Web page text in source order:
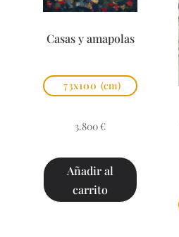
Casas y amapolas
73x100 (cm)
3.800 €
Añadir al
carrito